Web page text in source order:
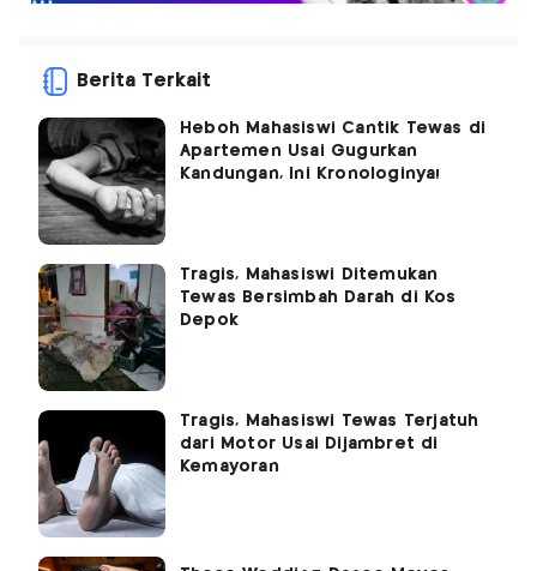
Berita Terkait
Heboh Mahasiswi Cantik Tewas di
Apartemen Usai Gugurkan
Kandungan, Ini Kronologinya!
Tragis, Mahasiswi Ditemukan
Tewas Bersimbah Darah di Kos
Depok
Tragis, Mahasiswi Tewas Terjatuh
dari Motor Usai Dijambret di
Kemayoran